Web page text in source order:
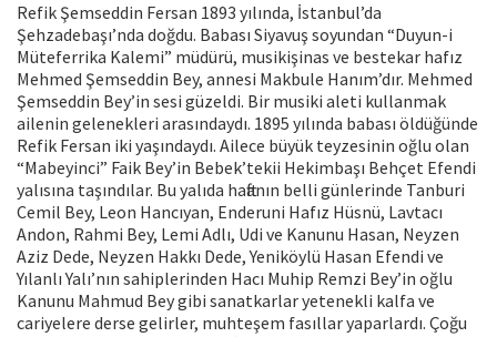
Refik Şemseddin Fersan 1893 yılında, İstanbul’da
Şehzadebaşı’nda doğdu. Babası Siyavuş soyundan “Duyun-i
Müteferrika Kalemi” müdürü, musikişinas ve bestekar hafız
Mehmed Şemseddin Bey, annesi Makbule Hanım’dır. Mehmed
Şemseddin Bey’in sesi güzeldi. Bir musiki aleti kullanmak
ailenin gelenekleri arasındaydı. 1895 yılında babası öldüğünde
Refik Fersan iki yaşındaydı. Ailece büyük teyzesinin oğlu olan
“Mabeyinci” Faik Bey’in Bebek’tekii Hekimbaşı Behçet Efendi
yalısına taşındılar. Bu yalıda haftanın belli günlerinde Tanburi
Cemil Bey, Leon Hancıyan, Enderuni Hafız Hüsnü, Lavtacı
Andon, Rahmi Bey, Lemi Adlı, Udi ve Kanunu Hasan, Neyzen
Aziz Dede, Neyzen Hakkı Dede, Yeniköylü Hasan Efendi ve
Yılanlı Yalı’nın sahiplerinden Hacı Muhip Remzi Bey’in oğlu
Kanunu Mahmud Bey gibi sanatkarlar yetenekli kalfa ve
cariyelere derse gelirler, muhteşem fasıllar yaparlardı. Çoğu